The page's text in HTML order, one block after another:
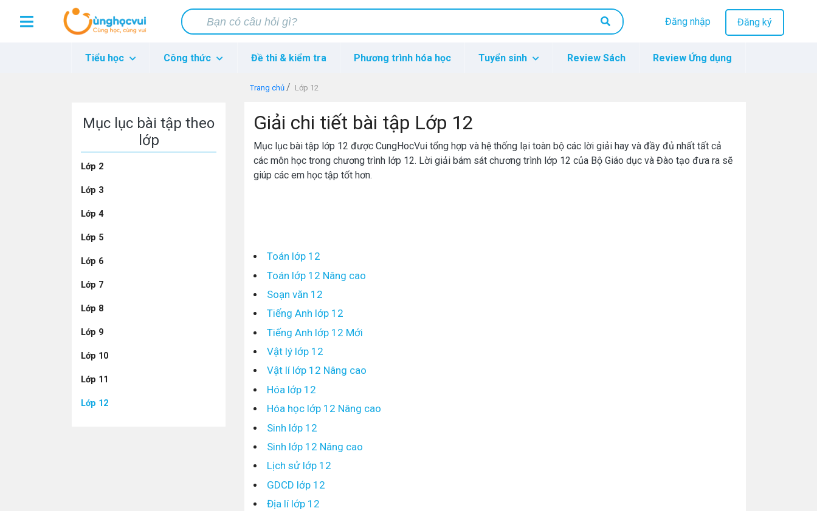
Đăng nhập Đăng ký
Tiểu học Công thức Đề thi & kiểm tra Phương trình hóa học Tuyển sinh Review Sách Review Ứng dụng
Trang chủ Lớp 12
Mục lục bài tập theo
lớp
Lớp 2
Lớp 3
Lớp 4
Lớp 5
Lớp 6
Lớp 7
Lớp 8
Lớp 9
Lớp 10
Lớp 11
Lớp 12
Giải chi tiết bài tập Lớp 12
Mục lục bài tập lớp 12 được CungHocVui tổng hợp và hệ thống lại toàn bộ các lời giải hay và đầy đủ nhất tất cả
các môn học trong chương trình lớp 12. Lời giải bám sát chương trình lớp 12 của Bộ Giáo dục và Đào tạo đưa ra sẽ
giúp các em học tập tốt hơn.
Toán lớp 12
Toán lớp 12 Nâng cao
Soạn văn 12
Tiếng Anh lớp 12
Tiếng Anh lớp 12 Mới
Vật lý lớp 12
Vật lí lớp 12 Nâng cao
Hóa lớp 12
Hóa học lớp 12 Nâng cao
Sinh lớp 12
Sinh lớp 12 Nâng cao
Lịch sử lớp 12
GDCD lớp 12
Địa lí lớp 12